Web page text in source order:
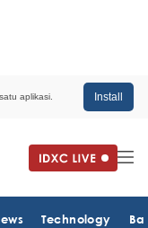
aplikasi. Install
Technology